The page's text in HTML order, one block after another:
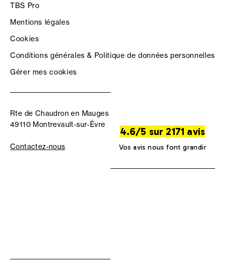
TBS Pro
Mentions légales
Cookies
Conditions générales & Politique de données personnelles
Gérer mes cookies
Rte de Chaudron en Mauges
49110 Montrevault-sur-Èvre
Contactez-nous
4.6/5 sur 2171 avis
Vos avis nous font grandir